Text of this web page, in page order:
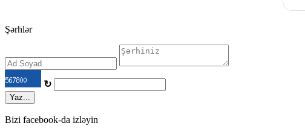
Şərhlər
↻
Yaz...
Bizi facebook-da izləyin